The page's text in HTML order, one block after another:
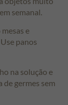
semanal.
e
panos
na solução e
germes sem